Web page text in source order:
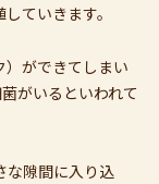
ていきます。
）ができてしまい
がいるといわれて
な隙間に入り込